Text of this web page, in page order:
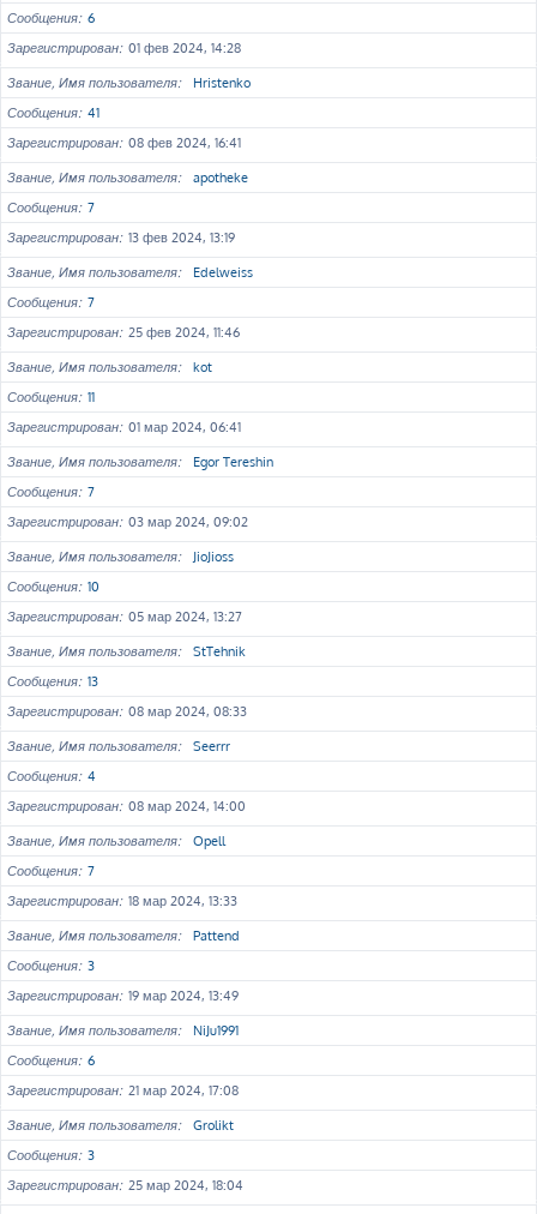
Сообщения 6
Зарегистрирован 01 фев 2024, 14:28
Звание, Имя пользователя
Hristenko
Сообщения 41
Зарегистрирован 08 фев 2024, 16:41
Звание, Имя пользователя
apotheke
Сообщения 7
Зарегистрирован 13 фев 2024, 13:19
Звание, Имя пользователя
Edelweiss
Сообщения 7
Зарегистрирован 25 фев 2024, 11:46
Звание, Имя пользователя
kot
Сообщения 11
Зарегистрирован 01 мар 2024, 06:41
Звание, Имя пользователя
Egor Tereshin
Сообщения 7
Зарегистрирован 03 мар 2024, 09:02
Звание, Имя пользователя
JioJioss
Сообщения 10
Зарегистрирован 05 мар 2024, 13:27
Звание, Имя пользователя
StTehnik
Сообщения 13
Зарегистрирован 08 мар 2024, 08:33
Звание, Имя пользователя
Seerrr
Сообщения 4
Зарегистрирован 08 мар 2024, 14:00
Звание, Имя пользователя
Opell
Сообщения 7
Зарегистрирован 18 мар 2024, 13:33
Звание, Имя пользователя
Pattend
Сообщения 3
Зарегистрирован 19 мар 2024, 13:49
Звание, Имя пользователя
NiJu1991
Сообщения 6
Зарегистрирован 21 мар 2024, 17:08
Звание, Имя пользователя
Grolikt
Сообщения 3
Зарегистрирован 25 мар 2024, 18:04